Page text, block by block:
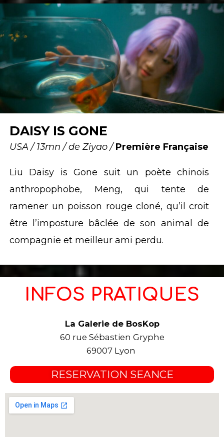
DAISY IS GONE
USA / 13mn / de Ziyao /Première Française
Liu Daisy is Gone suit un poète chinois
anthropophobe, Meng, qui tente de
ramener un poisson rouge cloné, qu’il croit
être l’imposture bâclée de son animal de
compagnie et meilleur ami perdu.
INFOS PRATIQUES
La Galerie de BosKop
60 rue Sébastien Gryphe
69007 Lyon
RESERVATION SEANCE